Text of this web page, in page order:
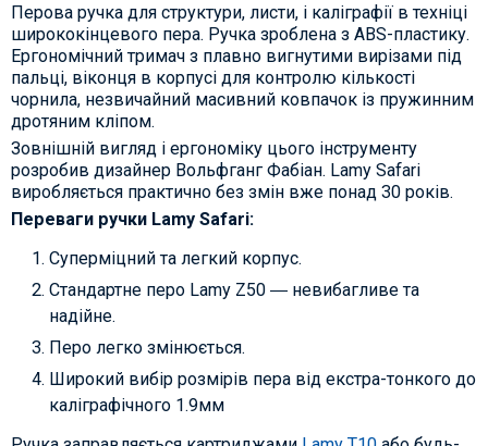
Перова ручка для структури, листи, і каліграфії в техніці
ширококінцевого пера. Ручка зроблена з ABS-пластику.
Ергономічний тримач з плавно вигнутими вирізами під
пальці, віконця в корпусі для контролю кількості
чорнила, незвичайний масивний ковпачок із пружинним
дротяним кліпом.
Зовнішній вигляд і ергономіку цього інструменту
розробив дизайнер Вольфганг Фабіан. Lamy Safari
виробляється практично без змін вже понад 30 років.
Переваги ручки Lamy Safari:
Суперміцний та легкий корпус.
Стандартне перо Lamy Z50 ― невибагливе та
надійне.
Перо легко змінюється.
Широкий вибір розмірів пера від екстра-тонкого до
каліграфічного 1.9мм